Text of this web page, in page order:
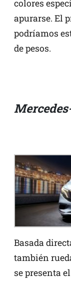
colores
apurarse. El
podríamos
de pesos.
Basada
también
se presenta